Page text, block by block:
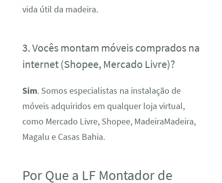
vida útil da madeira.
3. Vocês montam móveis comprados na
internet (Shopee, Mercado Livre)?
Sim. Somos especialistas na instalação de
móveis adquiridos em qualquer loja virtual,
como Mercado Livre, Shopee, MadeiraMadeira,
Magalu e Casas Bahia.
Por Que a LF Montador de